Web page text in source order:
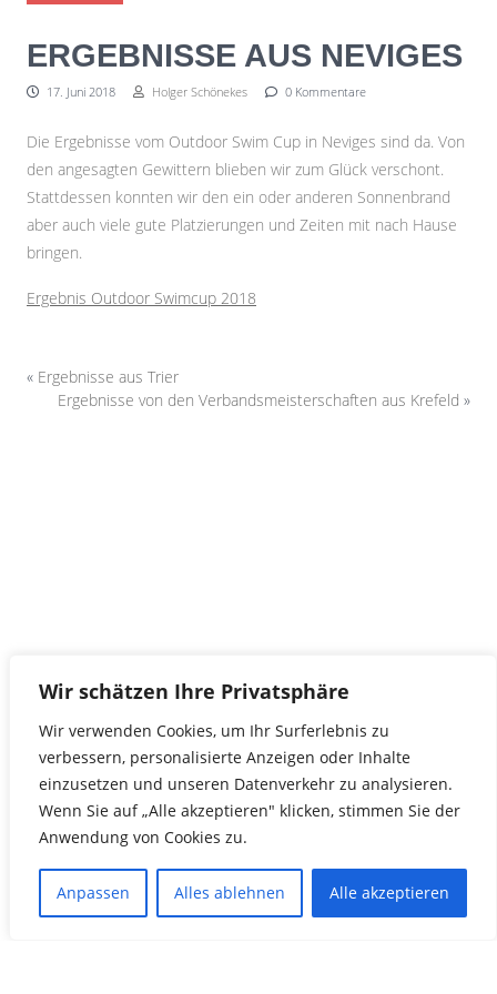
Wir schätzen Ihre Privatsphäre
Wir verwenden Cookies, um Ihr Surferlebnis zu
verbessern, personalisierte Anzeigen oder Inhalte
einzusetzen und unseren Datenverkehr zu analysieren.
Wenn Sie auf „Alle akzeptieren" klicken, stimmen Sie der
Anwendung von Cookies zu.
Anpassen Alles ablehnen Alle akzeptieren
ERGEBNISSE AUS NEVIGES
17. Juni 2018 Holger Schönekes 0 Kommentare
Die Ergebnisse vom Outdoor Swim Cup in Neviges sind da. Von
den angesagten Gewittern blieben wir zum Glück verschont.
Stattdessen konnten wir den ein oder anderen Sonnenbrand
aber auch viele gute Platzierungen und Zeiten mit nach Hause
bringen.
Ergebnis Outdoor Swimcup 2018
« Ergebnisse aus Trier
Ergebnisse von den Verbandsmeisterschaften aus Krefeld »